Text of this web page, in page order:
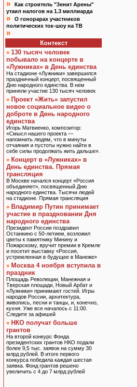
»
Как строитель "Зенит Арены"
утаил налогов на 1.3 миллиарда
»
О гонорарах участников
политических ток-шоу на ТВ
»
Контекст
» 130 тысяч человек
побывало на концерте в
«Лужниках» в День единства
На стадионе «Лужники» завершился
праздничный концерт, посвященный
Дню народного единства. В нем
приняли участие 130 тысяч человек
» Проект «Жить» запустил
новое социальное видео о
доброте в День народного
единства
Игорь Матвиенко, композитор:
«Смысл нашего проекта —
напомнить людям, что в минуты
отчаяния и пустоты нужно найти в
себе силы продолжать жить дальше».
» Концерт в «Лужниках» в
День единства. Прямая
трансляция
В Москве начался концерт «Россия
объединяет», посвященный Дню
народного единства. Тысячи людей
на стадионе. Прямая трансляция
» Владимир Путин принимает
участие в праздновании Дня
народного единства
Президент России поздравил
Останкино с 50-летием, возложил
цветы к памятнику Минину и
Пожарскому, вручит премии в Кремле
и посетит выставку «Россия,
устремленная в будущее в Манеже»
» Москва 4 ноября вступила в
праздник
Площадь Революции, Манежная и
Тверская площади, Новый Арбат и
«Лужники» принимают гостей. Игры
народов России, архитектура,
живопись, песни и танцы, и, конечно,
кухня. Уже все началось с 11:00.
Следите за афишей
» НКО получат больше
грантов
На второй конкурс Фонда
президентских грантов НКО подали
более 9,5 тыс. заявок на сумму 30
млрд рублей. В итоге первого
конкурса победила каждая шестая
заявка. Фонд грантов решено
увеличить с 4 до 7 млрд рублей